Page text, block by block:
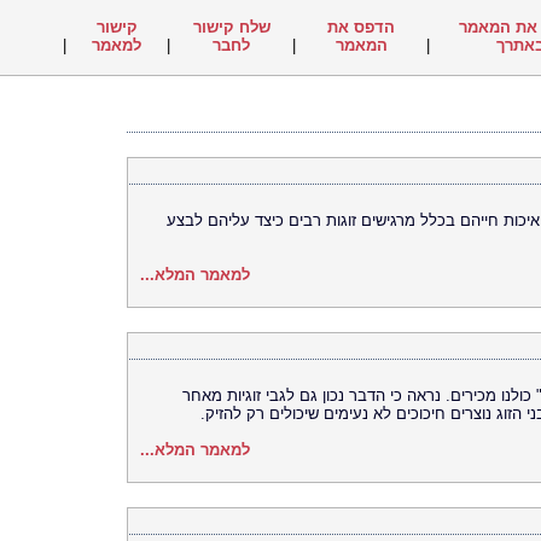
את המאמר
|
הדפס את
המאמר
|
שלח קישור
לחבר
|
קישור
למאמר
|
חייהם בכלל מרגישים זוגות רבים כיצד עליהם לבצע
למאמר המלא...
מכירים. נראה כי הדבר נכון גם לגבי זוגיות מאחר
הזוג נוצרים חיכוכים לא נעימים שיכולים רק להזיק.
למאמר המלא...